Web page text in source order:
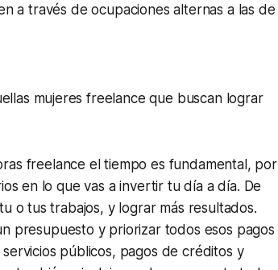
a través de ocupaciones alternas a las de
mujeres freelance que buscan lograr
freelance el tiempo es fundamental, por
en lo que vas a invertir tu día a día. De
o tus trabajos, y lograr más resultados.
presupuesto y priorizar todos esos pagos
públicos, pagos de créditos y